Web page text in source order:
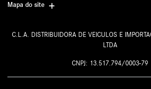
Mapa do site
C.L.A. DISTRIBUIDORA DE VEICULOS E
LTDA
CNPJ: 13.517.794/0003-79